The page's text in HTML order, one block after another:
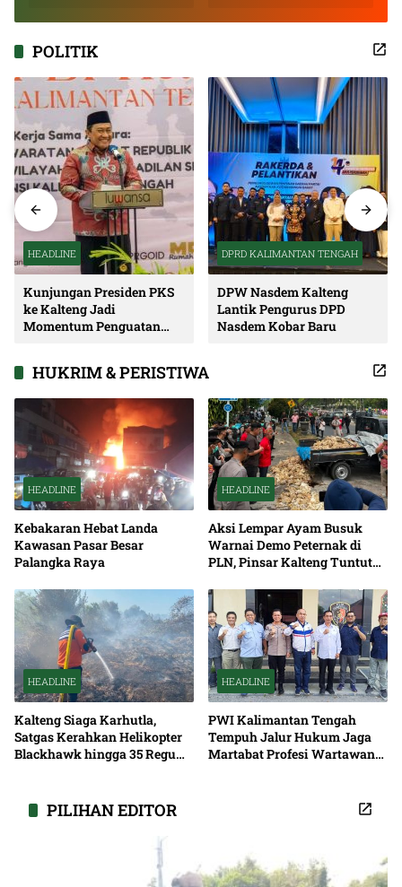
POLITIK
HEADLINE
Kunjungan Presiden PKS
ke Kalteng Jadi
Momentum Penguatan
DPRD KALIMANTAN TENGAH
DPW Nasdem Kalteng
Lantik Pengurus DPD
Nasdem Kobar Baru
HUKRIM & PERISTIWA
HEADLINE
Kebakaran Hebat Landa
Kawasan Pasar Besar
Palangka Raya
HEADLINE
Aksi Lempar Ayam Busuk
Warnai Demo Peternak di
PLN, Pinsar Kalteng Tuntut
HEADLINE
Kalteng Siaga Karhutla,
Satgas Kerahkan Helikopter
Blackhawk hingga 35 Regu
HEADLINE
PWI Kalimantan Tengah
Tempuh Jalur Hukum Jaga
Martabat Profesi Wartawan
PILIHAN EDITOR